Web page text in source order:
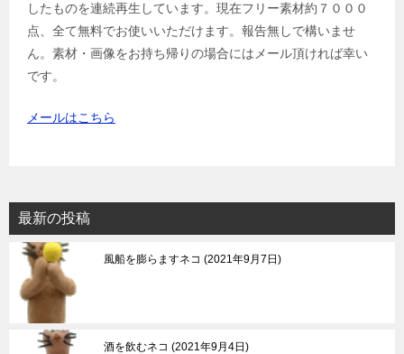
したものを連続再生しています。現在フリー素材約７０００
点、全て無料でお使いいただけます。報告無しで構いませ
ん。素材・画像をお持ち帰りの場合にはメール頂ければ幸い
です。
メールはこちら
最新の投稿
風船を膨らますネコ 2021年9月7日
酒を飲むネコ 2021年9月4日